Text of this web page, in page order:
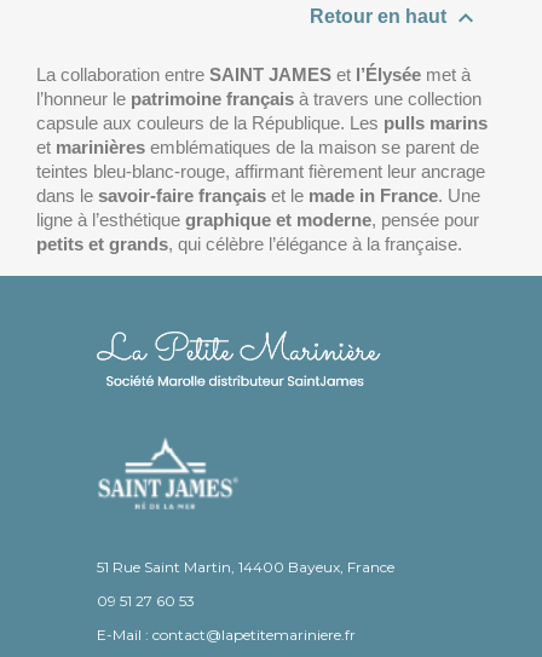
Retour en haut 
La collaboration entre SAINT JAMES et l’Élysée met à
l’honneur le patrimoine français à travers une collection
capsule aux couleurs de la République. Les pulls marins
et marinières emblématiques de la maison se parent de
teintes bleu-blanc-rouge, affirmant fièrement leur ancrage
dans le savoir-faire français et le made in France. Une
ligne à l’esthétique graphique et moderne, pensée pour
petits et grands, qui célèbre l’élégance à la française.
51 Rue Saint Martin, 14400 Bayeux, France
09 51 27 60 53
E-Mail : contact@lapetitemariniere.fr